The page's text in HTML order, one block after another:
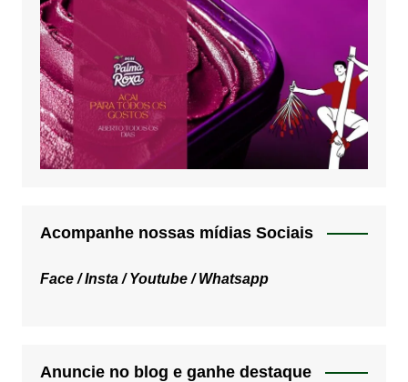
Acompanhe nossas mídias Sociais
Face /Insta /Youtube /Whatsapp
Anuncie no blog e ganhe destaque